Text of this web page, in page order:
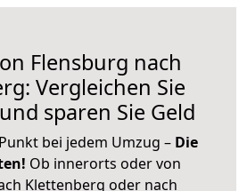
Flensburg nach
Vergleichen Sie
sparen Sie Geld
bei jedem Umzug – Die
Ob innerorts oder von
Klettenberg oder nach